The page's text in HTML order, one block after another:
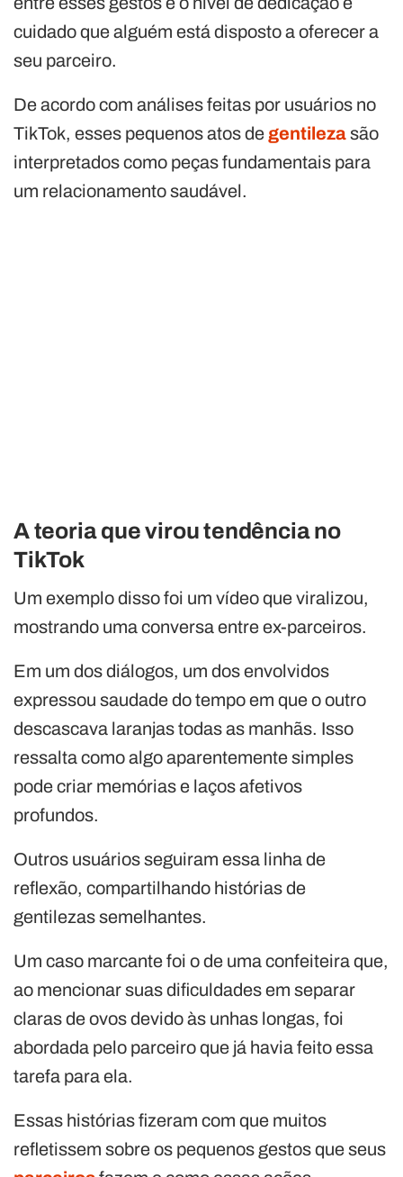
cuidado que alguém está disposto a oferecer a
seu parceiro.
De acordo com análises feitas por usuários no
TikTok, esses pequenos atos de gentilezasão
interpretados como peças fundamentais para
um relacionamento saudável.
A teoria que virou tendência no
TikTok
Um exemplo disso foi um vídeo que viralizou,
mostrando uma conversa entre ex-parceiros.
Em um dos diálogos, um dos envolvidos
expressou saudade do tempo em que o outro
descascava laranjas todas as manhãs. Isso
ressalta como algo aparentemente simples
pode criar memórias e laços afetivos
profundos.
Outros usuários seguiram essa linha de
reflexão, compartilhando histórias de
gentilezas semelhantes.
Um caso marcante foi o de uma confeiteira que,
ao mencionar suas dificuldades em separar
claras de ovos devido às unhas longas, foi
abordada pelo parceiro que já havia feito essa
tarefa para ela.
Essas histórias fizeram com que muitos
refletissem sobre os pequenos gestos que seus